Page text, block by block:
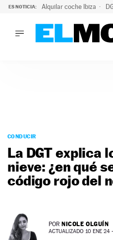
ES NOTICIA: Alquilar coche Ibiza
PODCAST
MOTOS
TECNOLOGÍA
SUPERCOCHES
SERVICIOS
NEWSLETTER
CONDUCIR
La DGT explica
nieve: ¿en qué
código rojo del
POR NICOLE OLGUÍN
ACTUALIZADO 10 ENE 24